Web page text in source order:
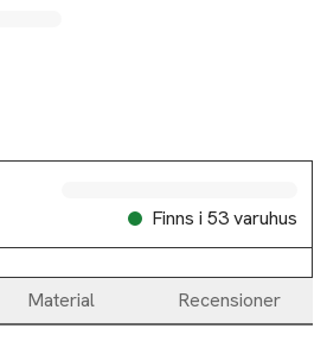
Finns i 53 varuhus
Material Recensioner